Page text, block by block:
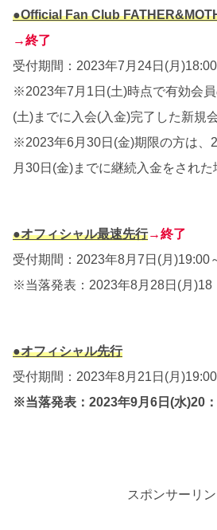
●Official Fan Club
→終了
受付期間：2023年7月24日(月
※2023年7月1日(土)時点で有効会
(土)までに入会(入金)完了した新規
※2023年6月30日(金)期限の方は、
月30日(金)までに継続入金をされた
●オフィシャル最速先行→終了
受付期間：2023年8月7日(月)19:00
※当落発表：2023年8月28日(月)18
●オフィシャル先行
受付期間：2023年8月21日(月
※当落発表：2023年9月6日(水)20
スポンサーリン